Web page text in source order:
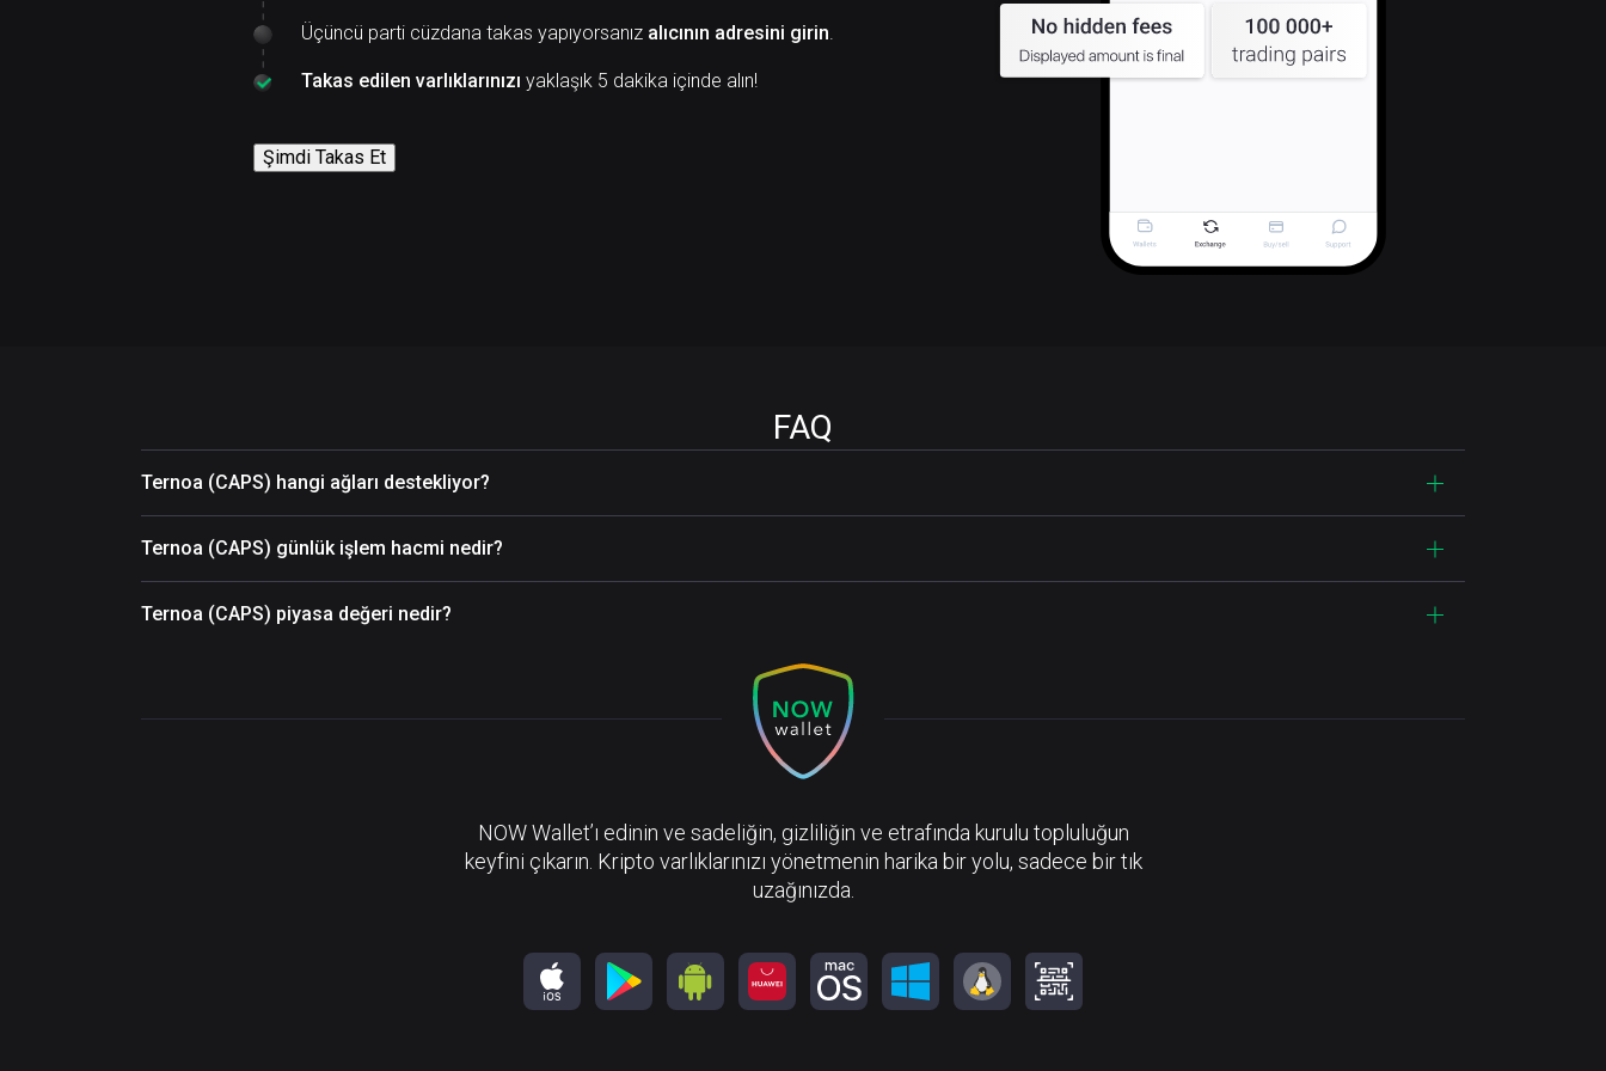
Üçüncü parti cüzdana takas yapıyorsanız alıcının adresini girin.
Takas edilen varlıklarınızı yaklaşık 5 dakika içinde alın!
Şimdi Takas Et
FAQ
Ternoa (CAPS) hangi ağları destekliyor?
Ternoa (CAPS) günlük işlem hacmi nedir?
Ternoa (CAPS) piyasa değeri nedir?
NOW Wallet’ı edinin ve sadeliğin, gizliliğin ve etrafında kurulu topluluğun
keyfini çıkarın. Kripto varlıklarınızı yönetmenin harika bir yolu, sadece bir tık
uzağınızda.